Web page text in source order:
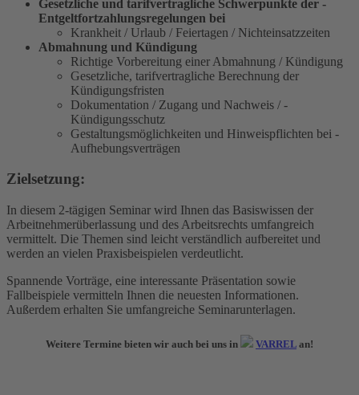
Gesetzliche und tarifvertragliche Schwerpunkte der ­
Entgeltfortzahlungsregelungen bei
Krankheit / Urlaub / Feiertagen / ­Nichteinsatzzeiten
Abmahnung und Kündigung
Richtige Vorbereitung einer Abmahnung / ­Kündigung
Gesetzliche, tarifvertragliche Berechnung der
Kündigungsfristen
Dokumentation / Zugang und Nachweis / ­
Kündigungsschutz
Gestaltungsmöglichkeiten und Hinweispflichten bei ­
Aufhebungsverträgen
Zielsetzung:
In diesem 2-tägigen Seminar wird Ihnen das Basiswissen der
Arbeitnehmerüberlassung und des Arbeitsrechts umfangreich
vermittelt. Die Themen sind leicht verständlich aufbereitet und
werden an vielen Praxisbeispielen verdeutlicht.
Spannende Vorträge, eine interessante Präsentation sowie
Fallbeispiele vermitteln Ihnen die neuesten Informationen.
Außerdem erhalten Sie umfangreiche Seminarunterlagen.
Weitere Termine bieten wir auch bei uns in VARREL an!